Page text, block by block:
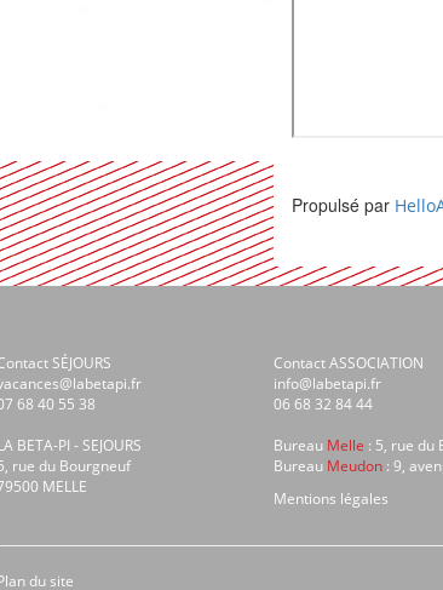
Propulsé par
SÉJOURS
68 40 55 38
BETA-PI - SEJOURS
rue du Bourgneuf
MELLE
Contact ASSOCIATION
info@labetapi.fr
06 68 32 84 44
Bureau Melle : 5, rue du
Bureau Meudon: 9,
Mentions légales
du site